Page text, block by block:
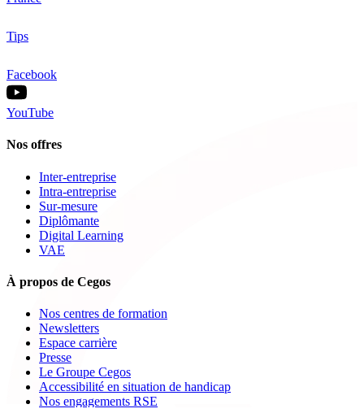
Tips
Facebook
YouTube
Nos offres
Inter-entreprise
Intra-entreprise
Sur-mesure
Diplômante
Digital Learning
VAE
À propos de Cegos
Nos centres de formation
Newsletters
Espace carrière
Presse
Le Groupe Cegos
Accessibilité en situation de handicap
Nos engagements RSE